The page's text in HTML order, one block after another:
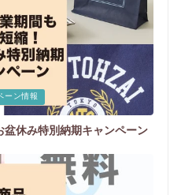
ーン情報
休み特別納期キャンペーン